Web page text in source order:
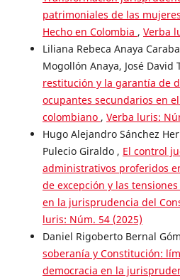
patrimoniales de las
Hecho en Colombia , Verba
Liliana Rebeca Anaya
Mogollón Anaya, José David
restitución y la garantía de
ocupantes secundarios en
colombiano , Verba luris:
Hugo Alejandro Sánchez
Pulecio Giraldo , El control
administrativos proferidos
de excepción y las
en la jurisprudencia del
luris: Núm. 54 (2025)
Daniel Rigoberto Bernal
soberanía y Constitución:
democracia en la